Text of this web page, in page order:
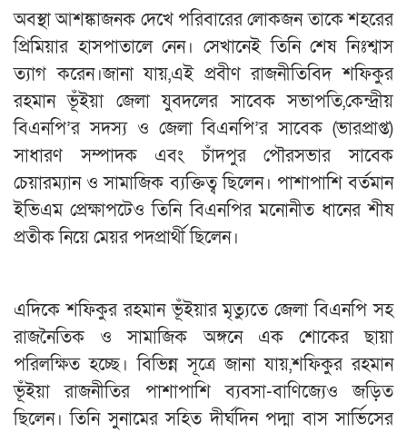
অবস্থা আশঙ্কাজনক দেখে পরিবারের লোকজন তাকে শহরের
প্রিমিয়ার হাসপাতালে নেন। সেখানেই তিনি শেষ নিঃশ্বাস
ত্যাগ করেন।জানা যায়,এই প্রবীণ রাজনীতিবিদ শফিকুর
রহমান ভূঁইয়া জেলা যুবদলের সাবেক সভাপতি,কেন্দ্রীয়
বিএনপি’র সদস্য ও জেলা বিএনপি’র সাবেক (ভারপ্রাপ্ত)
সাধারণ সম্পাদক এবং চাঁদপুর পৌরসভার সাবেক
চেয়ারম্যান ও সামাজিক ব্যক্তিত্ব ছিলেন। পাশাপাশি বর্তমান
ইভিএম প্রেক্ষাপটেও তিনি বিএনপির মনোনীত ধানের শীষ
প্রতীক নিয়ে মেয়র পদপ্রার্থী ছিলেন।
এদিকে শফিকুর রহমান ভূঁইয়ার মৃত্যুতে জেলা বিএনপি সহ
রাজনৈতিক ও সামাজিক অঙ্গনে এক শোকের ছায়া
পরিলক্ষিত হচ্ছে। বিভিন্ন সূত্রে জানা যায়,শফিকুর রহমান
ভূঁইয়া রাজনীতির পাশাপাশি ব্যবসা-বাণিজ্যেও জড়িত
ছিলেন। তিনি সুনামের সহিত দীর্ঘদিন পদ্মা বাস সার্ভিসের